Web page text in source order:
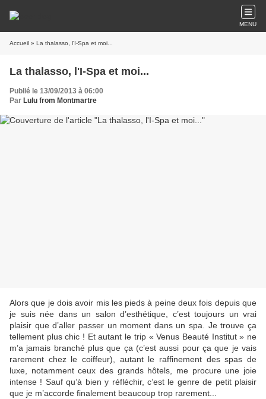
MENU
Accueil » La thalasso, l'I-Spa et moi...
La thalasso, l'I-Spa et moi...
Publié le 13/09/2013 à 06:00
Par Lulu from Montmartre
Alors que je dois avoir mis les pieds à peine deux fois depuis que
je suis née dans un salon d’esthétique, c’est toujours un vrai
plaisir que d’aller passer un moment dans un spa. Je trouve ça
tellement plus chic ! Et autant le trip « Venus Beauté Institut » ne
m’a jamais branché plus que ça (c’est aussi pour ça que je vais
rarement chez le coiffeur), autant le raffinement des spas de
luxe, notamment ceux des grands hôtels, me procure une joie
intense ! Sauf qu’à bien y réfléchir, c’est le genre de petit plaisir
que je m’accorde finalement beaucoup trop rarement...